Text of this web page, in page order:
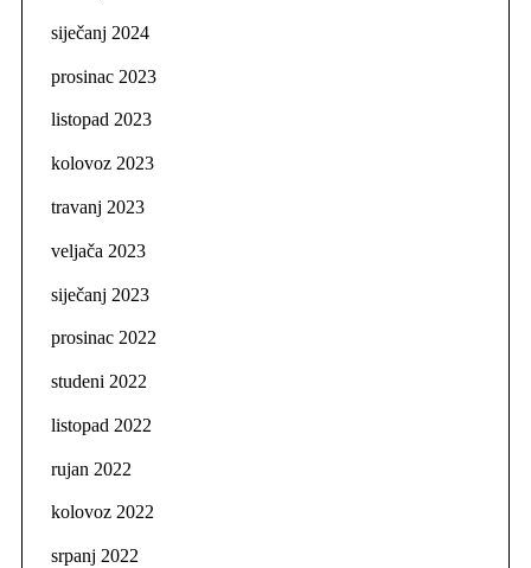
siječanj 2024
prosinac 2023
listopad 2023
kolovoz 2023
travanj 2023
veljača 2023
siječanj 2023
prosinac 2022
studeni 2022
listopad 2022
rujan 2022
kolovoz 2022
srpanj 2022